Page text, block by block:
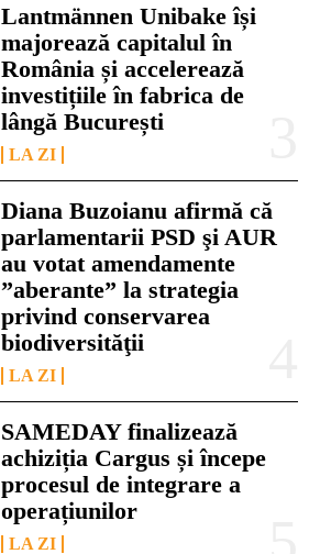
Lantmännen Unibake își
majorează capitalul în
România și accelerează
investițiile în fabrica de
lângă București
LA ZI
Diana Buzoianu afirmă că
parlamentarii PSD şi AUR
au votat amendamente
”aberante” la strategia
privind conservarea
biodiversităţii
LA ZI
SAMEDAY finalizează
achiziția Cargus și începe
procesul de integrare a
operațiunilor
LA ZI